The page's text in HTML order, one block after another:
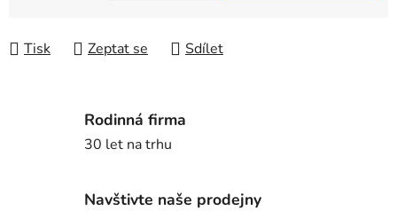
Tisk Zeptat se Sdílet
Rodinná firma
30 let na trhu
Navštivte naše prodejny